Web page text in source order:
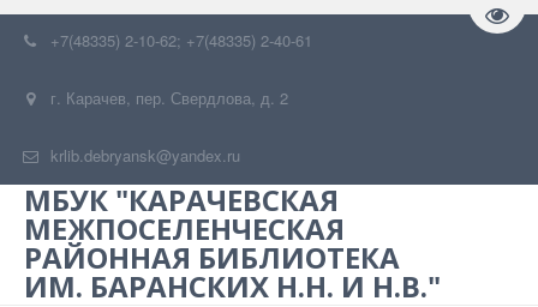
+7(48335) 2-10-62; +7(48335) 2-40-61
г. Карачев, пер. Свердлова, д. 2
krlib.debryansk@yandex.ru
МБУК "КАРАЧЕВСКАЯ
МЕЖПОСЕЛЕНЧЕСКАЯ
РАЙОННАЯ БИБЛИОТЕКА
ИМ. БАРАНСКИХ Н.Н. И Н.В."